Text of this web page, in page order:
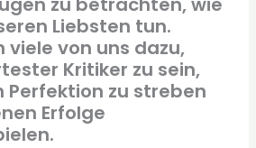
Liebsten tun.
viele von uns dazu,
Kritiker zu sein,
zu streben
Erfolge